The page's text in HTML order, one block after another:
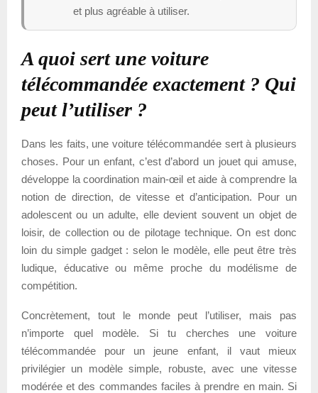
et plus agréable à utiliser.
A quoi sert une voiture
télécommandée exactement ? Qui
peut l’utiliser ?
Dans les faits, une voiture télécommandée sert à plusieurs
choses. Pour un enfant, c’est d’abord un jouet qui amuse,
développe la coordination main-œil et aide à comprendre la
notion de direction, de vitesse et d’anticipation. Pour un
adolescent ou un adulte, elle devient souvent un objet de
loisir, de collection ou de pilotage technique. On est donc
loin du simple gadget : selon le modèle, elle peut être très
ludique, éducative ou même proche du modélisme de
compétition.
Concrètement, tout le monde peut l’utiliser, mais pas
n’importe quel modèle. Si tu cherches une voiture
télécommandée pour un jeune enfant, il vaut mieux
privilégier un modèle simple, robuste, avec une vitesse
modérée et des commandes faciles à prendre en main. Si